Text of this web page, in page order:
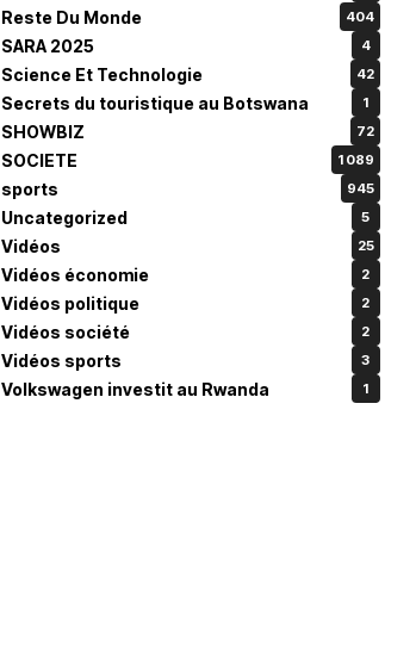
Reste Du Monde 404
SARA 2025 4
Science Et Technologie 42
Secrets du touristique au Botswana 1
SHOWBIZ 72
SOCIETE 1 089
sports 945
Uncategorized 5
Vidéos 25
Vidéos économie 2
Vidéos politique 2
Vidéos société 2
Vidéos sports 3
Volkswagen investit au Rwanda 1